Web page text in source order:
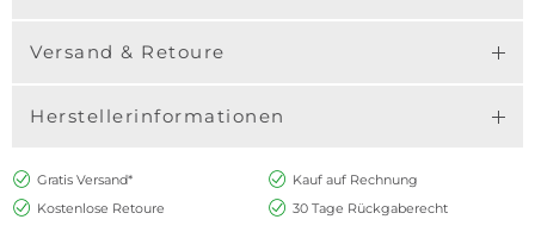
Versand & Retoure
Herstellerinformationen
Gratis Versand*
Kauf auf Rechnung
Kostenlose Retoure
30 Tage Rückgaberecht